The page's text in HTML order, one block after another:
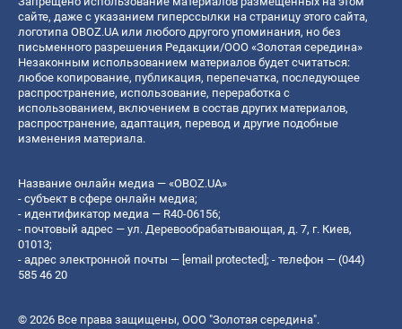
сайте, даже с указанием гиперссылки на страницу этого сайта,
логотипа OBOZ.UA или любого другого упоминания, но без
письменного разрешения Редакции/ООО «Золотая середина»
Незаконным использованием материалов будет считаться:
любое копирование, публикация, перепечатка, последующее
распространение, использование, переработка с
использованием, включением в состав других материалов,
распространение, адаптация, перевод и другие подобные
изменения материала.
Название онлайн медиа — «OBOZ.UA»
- субъект в сфере онлайн медиа;
- идентификатор медиа — R40-06156;
- почтовый адрес — ул. Деревообрабатывающая, д. 7, г. Киев,
01013;
- адрес электронной почты — [email protected]; - телефон — (044)
585 46 20
© 2026 Все права защищены, ООО "Золотая середина".